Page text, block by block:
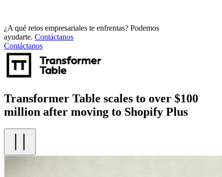
¿A qué retos empresariales te enfrentas? Podemos
ayudarte. Contáctanos
Contáctanos
Transformer Table scales to over $100
million after moving to Shopify Plus